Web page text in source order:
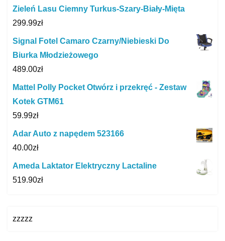
Zieleń Lasu Ciemny Turkus-Szary-Biały-Mięta
299.99zł
Signal Fotel Camaro Czarny/Niebieski Do
Biurka Młodzieżowego
489.00zł
Mattel Polly Pocket Otwórz i przekręć - Zestaw
Kotek GTM61
59.99zł
Adar Auto z napędem 523166
40.00zł
Ameda Laktator Elektryczny Lactaline
519.90zł
zzzzz